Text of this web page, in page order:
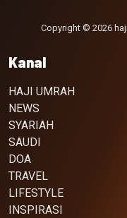
Copyright © 2026
Kanal
HAJI UMRAH
NEWS
SYARIAH
SAUDI
DOA
TRAVEL
LIFESTYLE
INSPIRASI